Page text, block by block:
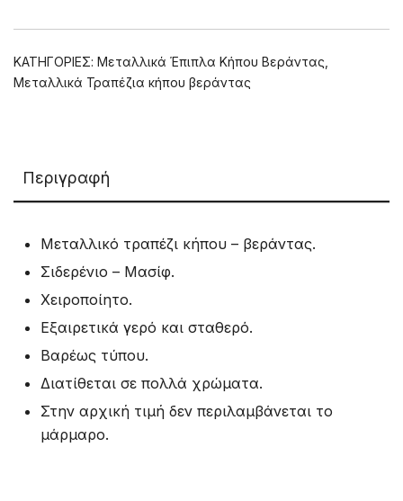
ΚΑΤΗΓΟΡΊΕΣ: Μεταλλικά Έπιπλα Κήπου Βεράντας
Μεταλλικά Τραπέζια κήπου βεράντας
Περιγραφή
Μεταλλικό τραπέζι κήπου – βεράντας.
Σιδερένιο – Μασίφ.
Χειροποίητο.
Εξαιρετικά γερό και σταθερό.
Βαρέως τύπου.
Διατίθεται σε πολλά χρώματα.
Στην αρχική τιμή δεν περιλαμβάνεται το
μάρμαρο.